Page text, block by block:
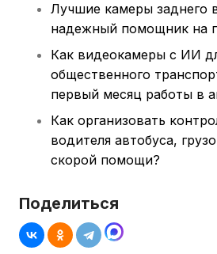
Лучшие камеры заднего
надежный помощник на
Как видеокамеры с ИИ
общественного
первый месяц работы в
Как организовать
водителя автобуса,
скорой помощи?
Поделиться